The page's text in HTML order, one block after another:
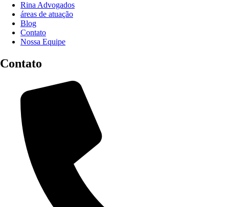
Rina Advogados
áreas de atuação
Blog
Contato
Nossa Equipe
Contato